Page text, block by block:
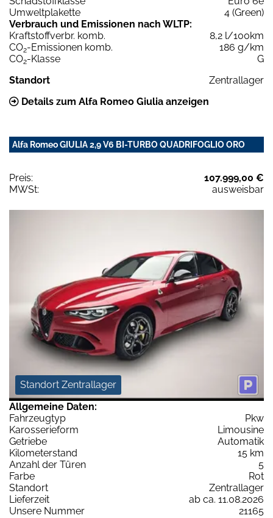
Umweltplakette
4 (Green)
Verbrauch und Emissionen nach WLTP:
Kraftstoffverbr. komb.
8,2 l/100km
CO2-Emissionen komb.
186 g/km
CO2-Klasse
G
Standort
Zentrallager
Details zum Alfa Romeo Giulia anzeigen
Alfa Romeo GIULIA 2,9 V6 BI-TURBO QUADRIFOGLIO ORO
Preis:
107.999,00 €
MWSt:
ausweisbar
Standort Zentrallager
Allgemeine Daten:
Fahrzeugtyp
Pkw
Karosserieform
Limousine
Getriebe
Automatik
Kilometerstand
15 km
Anzahl der Türen
5
Farbe
Rot
Standort
Zentrallager
Lieferzeit
ab ca. 11.08.2026
Unsere Nummer
21165